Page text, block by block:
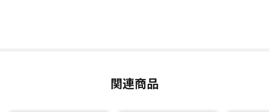
関連商品